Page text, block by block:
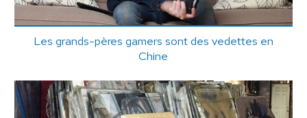
Les grands-pères gamers sont des vedettes en
Chine